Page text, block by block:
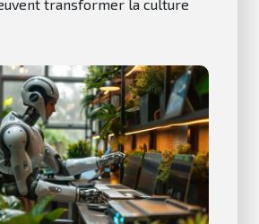
transformer la culture